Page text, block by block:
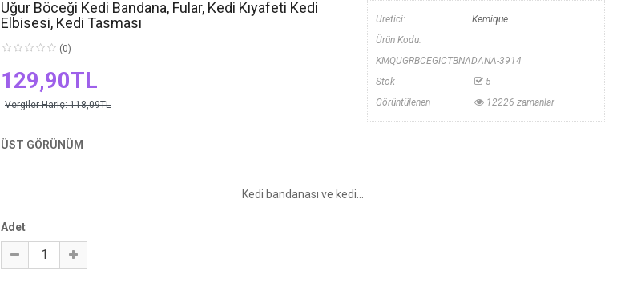
Uğur Böceği Kedi Bandana, Fular, Kedi Kıyafeti Kedi
Elbisesi, Kedi Tasması
(0)
129,90TL
Vergiler Hariç:118,09TL
Üretici:
Kemique
Ürün Kodu:
KMQUGRBCEGICTBNADANA-3914
Stok
5
Görüntülenen
12226 zamanlar
ÜST GÖRÜNÜM
Kedi bandanası ve kedi...
Adet